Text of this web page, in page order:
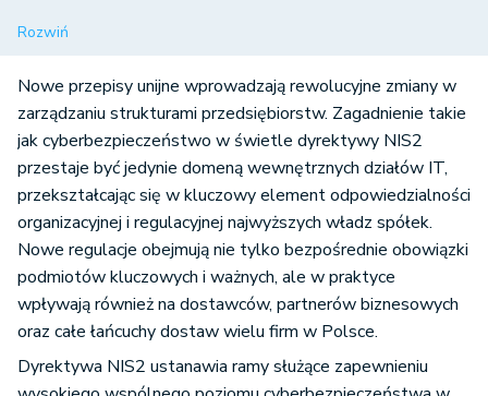
Cyberbezpieczeństwo w świetle dyrektywy NIS2 –
podsumowanie
Rozwiń
Nowe przepisy unijne wprowadzają rewolucyjne zmiany w
zarządzaniu strukturami przedsiębiorstw. Zagadnienie takie
jak cyberbezpieczeństwo w świetle dyrektywy NIS2
przestaje być jedynie domeną wewnętrznych działów IT,
przekształcając się w kluczowy element odpowiedzialności
organizacyjnej i regulacyjnej najwyższych władz spółek.
Nowe regulacje obejmują nie tylko bezpośrednie obowiązki
podmiotów kluczowych i ważnych, ale w praktyce
wpływają również na dostawców, partnerów biznesowych
oraz całe łańcuchy dostaw wielu firm w Polsce.
Dyrektywa NIS2 ustanawia ramy służące zapewnieniu